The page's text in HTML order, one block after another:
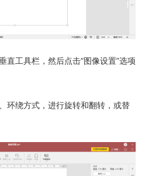
直工具栏，然后点击“图像设置”选项
环绕方式，进行旋转和翻转，或替